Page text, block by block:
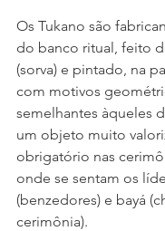
Os Tukano são
do banco ritual, feito
(sorva) e pintado, na
com motivos
semelhantes àqueles
um objeto muito
obrigatório nas
onde se sentam os
(benzedores) e bayá
cerimônia).